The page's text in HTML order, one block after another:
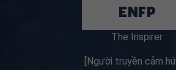
The Inspirer
[Người truyền cảm